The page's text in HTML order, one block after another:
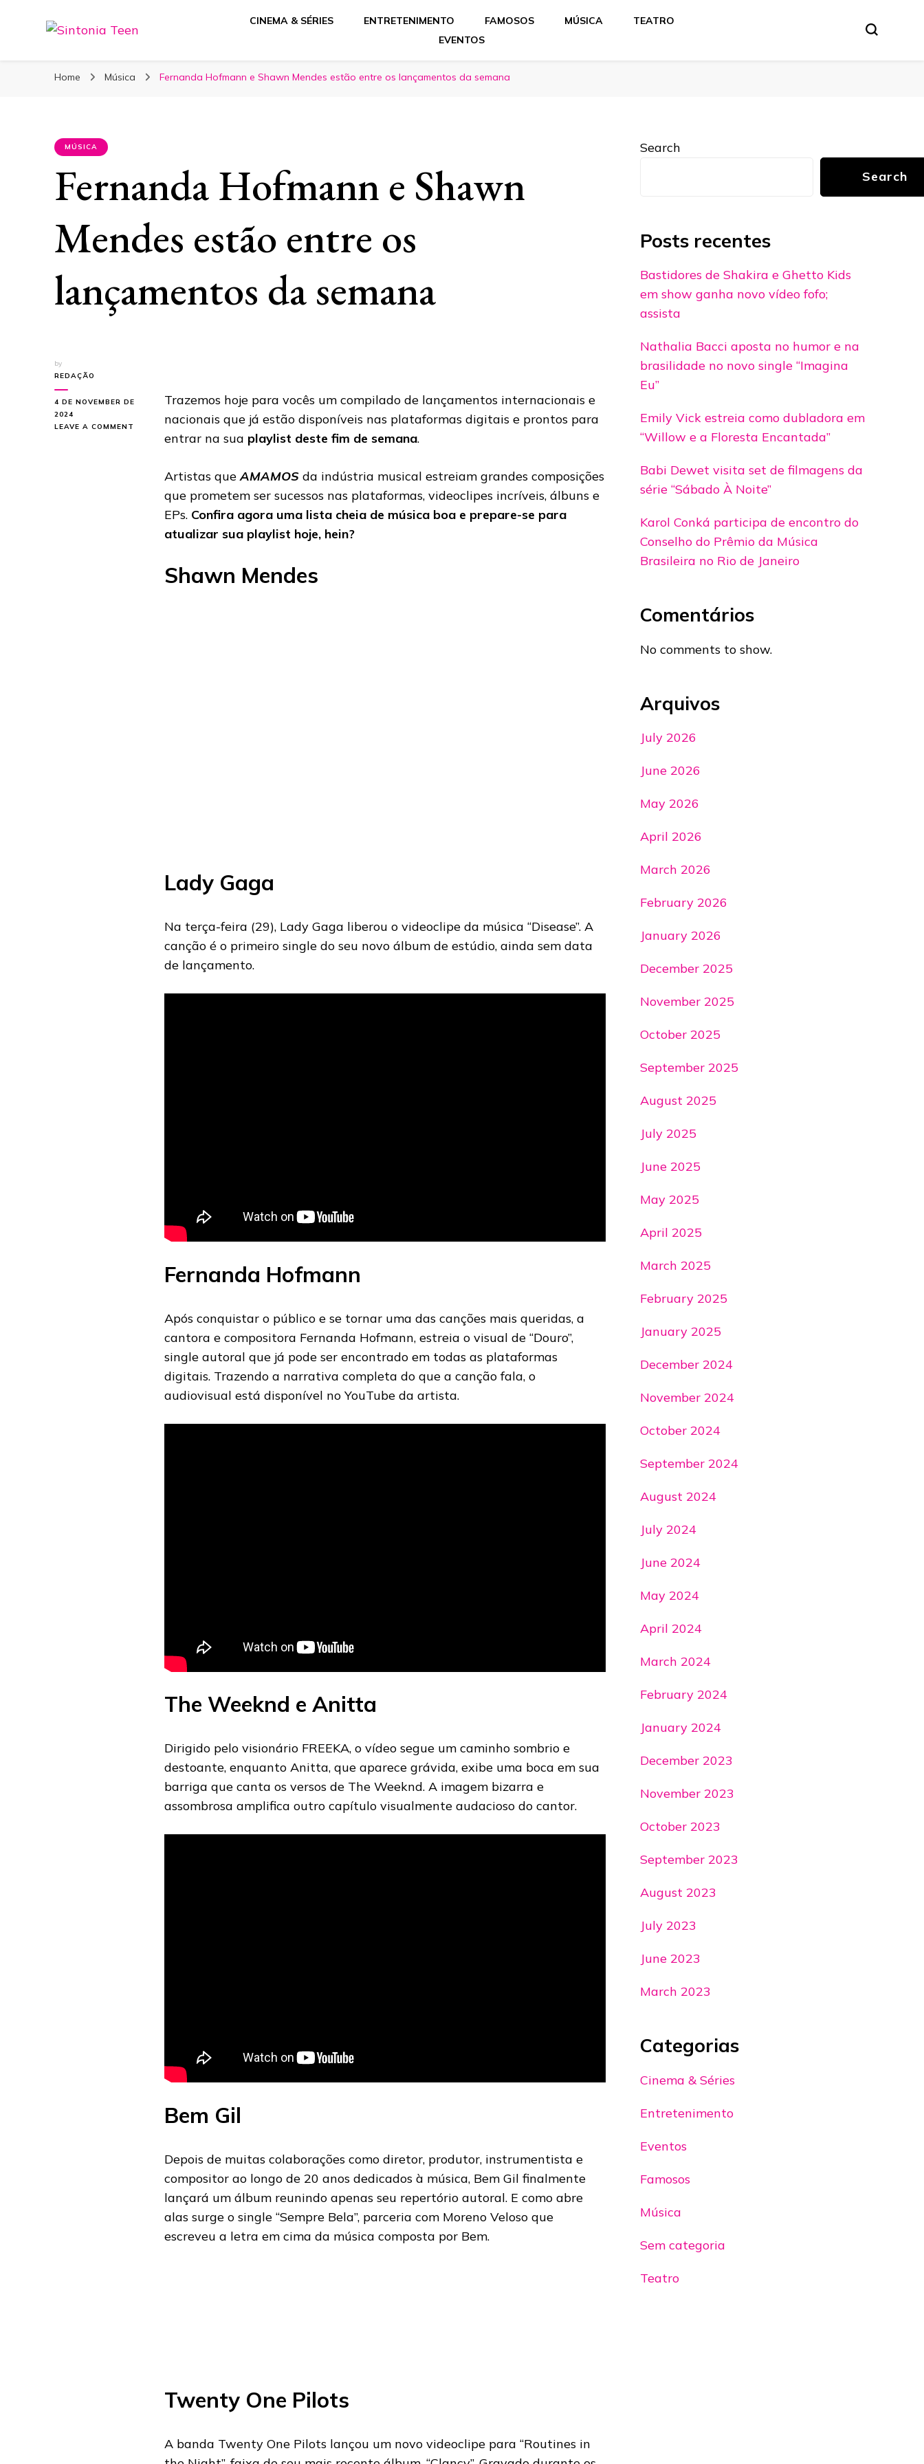
Sintonia Teen
CINEMA & SÉRIES ENTRETENIMENTO FAMOSOS MÚSICA
TEATRO
EVENTOS
Home Música Fernanda Hofmann e Shawn Mendes estão entre os lançamentos da semana
MÚSICA
Fernanda Hofmann e Shawn
Mendes estão entre os
lançamentos da semana
by
REDAÇÃO
4 DE NOVEMBER DE
2024
LEAVE A COMMENT
FERNANDA
LANÇAMENTOS
Trazemos hoje para vocês um compilado de lançamentos internacionais e
nacionais que já estão disponíveis nas plataformas digitais e prontos para
entrar na sua playlist deste fim de semana.
Artistas queAMAMOS da indústria musical estreiam grandes composições
que prometem ser sucessos nas plataformas, videoclipes incríveis, álbuns e
EPs. Confira agora uma lista cheia de música boa e prepare-se para
atualizar sua playlist hoje, hein?
Shawn Mendes
Lady Gaga
Na terça-feira (29), Lady Gaga liberou o videoclipe da música “Disease”. A
canção é o primeiro single do seu novo álbum de estúdio, ainda sem data
de lançamento.
Fernanda Hofmann
Após conquistar o público e se tornar uma das canções mais queridas, a
cantora e compositora Fernanda Hofmann, estreia o visual de “Douro”,
single autoral que já pode ser encontrado em todas as plataformas
digitais. Trazendo a narrativa completa do que a canção fala, o
audiovisual está disponível no YouTube da artista.
The Weeknd e Anitta
Dirigido pelo visionário FREEKA, o vídeo segue um caminho sombrio e
destoante, enquanto Anitta, que aparece grávida, exibe uma boca em sua
barriga que canta os versos de The Weeknd. A imagem bizarra e
assombrosa amplifica outro capítulo visualmente audacioso do cantor.
Bem Gil
Depois de muitas colaborações como diretor, produtor, instrumentista e
compositor ao longo de 20 anos dedicados à música, Bem Gil finalmente
lançará um álbum reunindo apenas seu repertório autoral. E como abre
alas surge o single “Sempre Bela”, parceria com Moreno Veloso que
escreveu a letra em cima da música composta por Bem.
Twenty One Pilots
A banda Twenty One Pilots lançou um novo videoclipe para “Routines in
Search
Search
Posts recentes
Bastidores de Shakira e Ghetto Kids
em show ganha novo vídeo fofo;
assista
Nathalia Bacci aposta no humor e na
brasilidade no novo single “Imagina
Eu”
Emily Vick estreia como dubladora em
“Willow e a Floresta Encantada”
Babi Dewet visita set de filmagens da
série “Sábado À Noite”
Karol Conká participa de encontro do
Conselho do Prêmio da Música
Brasileira no Rio de Janeiro
Comentários
No comments to show.
Arquivos
July 2026
June 2026
May 2026
April 2026
March 2026
February 2026
January 2026
December 2025
November 2025
October 2025
September 2025
August 2025
July 2025
June 2025
May 2025
April 2025
March 2025
February 2025
January 2025
December 2024
November 2024
October 2024
September 2024
August 2024
July 2024
June 2024
May 2024
April 2024
March 2024
February 2024
January 2024
December 2023
November 2023
October 2023
September 2023
August 2023
July 2023
June 2023
March 2023
Categorias
Cinema & Séries
Entretenimento
Eventos
Famosos
Música
Sem categoria
Teatro